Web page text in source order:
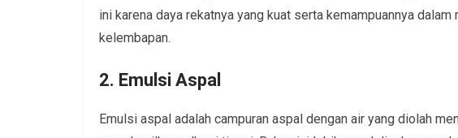
ini karena daya rekatnya yang kuat serta kemampuannya
kelembapan.
2. Emulsi Aspal
Emulsi aspal adalah campuran aspal dengan air yang diolah